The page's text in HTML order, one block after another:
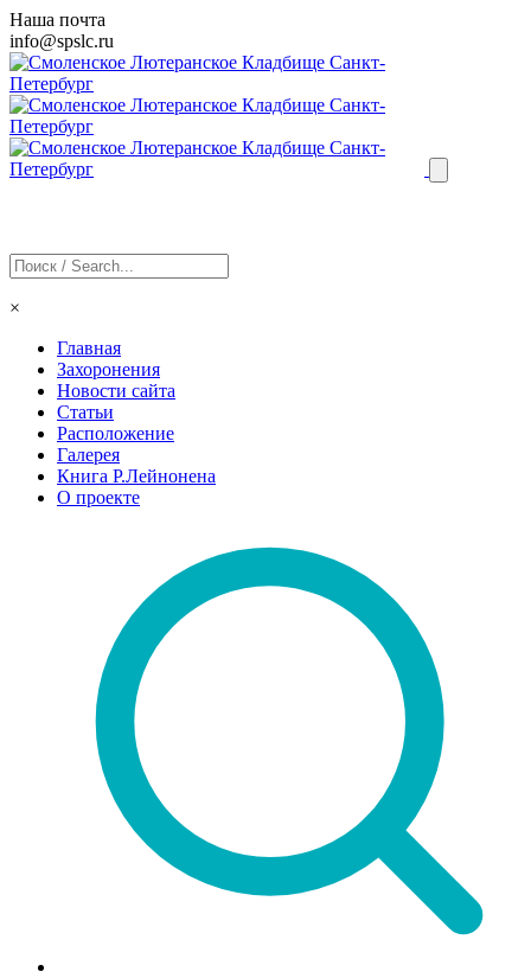
Наша почта
info@spslc.ru
×
Главная
Захоронения
Новости сайта
Статьи
Расположение
Галерея
Книга Р.Лейнонена
О проекте